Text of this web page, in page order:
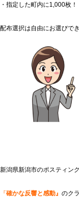
・指定した町内に1,000枚！
配布選択は自由にお選びでき
新潟県新潟市のポスティン
『確かな反響と感動』 のク